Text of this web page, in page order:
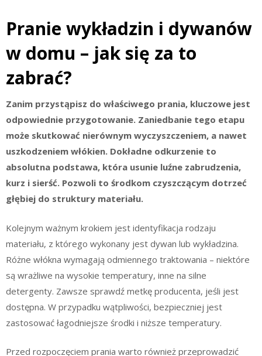
Pranie wykładzin i dywanów
w domu – jak się za to
zabrać?
Zanim przystąpisz do właściwego prania, kluczowe jest
odpowiednie przygotowanie. Zaniedbanie tego etapu
może skutkować nierównym wyczyszczeniem, a nawet
uszkodzeniem włókien. Dokładne odkurzenie to
absolutna podstawa, która usunie luźne zabrudzenia,
kurz i sierść. Pozwoli to środkom czyszczącym dotrzeć
głębiej do struktury materiału.
Kolejnym ważnym krokiem jest identyfikacja rodzaju
materiału, z którego wykonany jest dywan lub wykładzina.
Różne włókna wymagają odmiennego traktowania – niektóre
są wrażliwe na wysokie temperatury, inne na silne
detergenty. Zawsze sprawdź metkę producenta, jeśli jest
dostępna. W przypadku wątpliwości, bezpieczniej jest
zastosować łagodniejsze środki i niższe temperatury.
Przed rozpoczęciem prania warto również przeprowadzić